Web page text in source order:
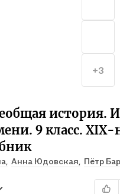
история.
9 класс. XIX-
Анна Юдовская, Пётр
+3